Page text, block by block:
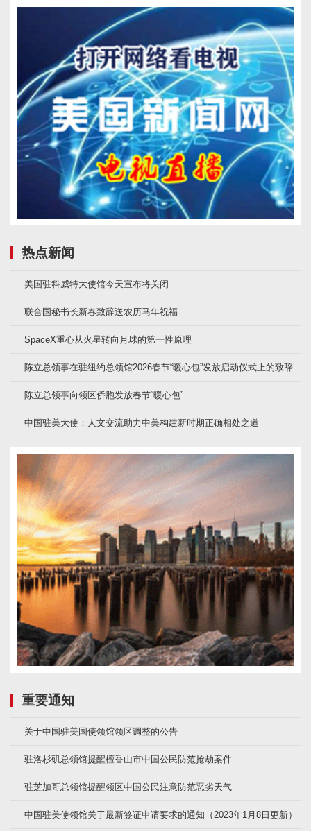
热点新闻
美国驻科威特大使馆今天宣布将关闭
联合国秘书长新春致辞送农历马年祝福
SpaceX重心从火星转向月球的第一性原理
陈立总领事在驻纽约总领馆2026春节“暖心包”发放启动仪式上的致辞
陈立总领事向领区侨胞发放春节“暖心包”
中国驻美大使：人文交流助力中美构建新时期正确相处之道
重要通知
关于中国驻美国使领馆领区调整的公告
驻洛杉矶总领馆提醒檀香山市中国公民防范抢劫案件
驻芝加哥总领馆提醒领区中国公民注意防范恶劣天气
中国驻美使领馆关于最新签证申请要求的通知（2023年1月8日更新）